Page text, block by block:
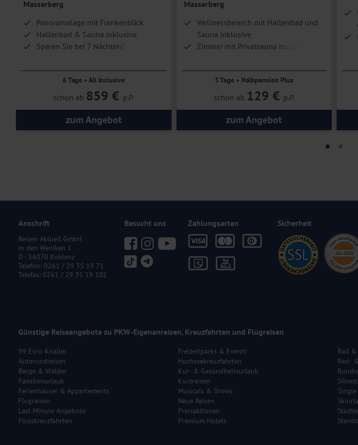
Masserberg
Panoramalage mit Frankenblick
Hallenbad & Sauna inklusive
Sparen Sie bei 7 Nächten!
6 Tage • All Inclusive
schon ab 859 € p.P.
zum Angebot
Masserberg
Wellnessbereich mit Hallenbad und
Sauna inklusive
Zimmer mit Privatsauna buchbar
3 Tage • Halbpension Plus
schon ab 129 € p.P.
zum Angebot
Anschrift
Reisen Aktuell GmbH
In den Weniken 1
D - 56070 Koblenz
Telefon: 0261 / 29 35 19 71
Telefax: 0261 / 29 35 19 102
Besucht uns Zahlungsarten Sicherheit
Günstige Reiseangebote zu PKW-Eigenanreisen, Kreuzfahrten und Flugreisen
99 Euro Knaller
Autorundreisen
Berge & Wälder
Familienurlaub
Ferienhäuser & Appartements
Flugreisen
Last Minute Angebote
Flusskreuzfahrten
Freizeitparks & Events
Hochseekreuzfahrten
Kur- & Gesundheitsurlaub
Kurzreisen
Musicals & Shows
Neue Reisen
Preisaktionen
Premium Hotels
Rad
Rad-